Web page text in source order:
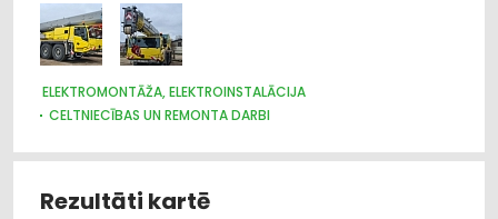
ELEKTROMONTĀŽA, ELEKTROINSTALĀCIJA
CELTNIECĪBAS UN REMONTA DARBI
SILTUMTEHNIKA, APKURES IEKĀRTAS
VIESNĪCAS
VENTILĀCIJAS UN KONDICIONĒŠANAS SISTĒMAS UN IEKĀRTAS
Rezultāti kartē